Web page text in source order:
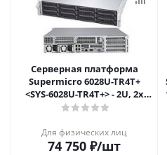
Серверная платформа
Supermicro 6028U-TR4T+
<SYS-6028U-TR4T+> - 2U, 2x
LGA2011-3, 12x 3.5", 4x10GbE
Для физических лиц
74 750 ₽/шт